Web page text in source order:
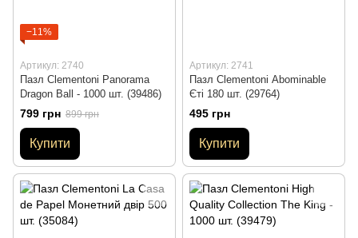
−11%
Артикул: 2740
Пазл Clementonі Panorama
Dragon Ball - 1000 шт. (39486)
799 грн 899 грн
Купити
Артикул: 2741
Пазл Clementoni Abominable
Єті 180 шт. (29764)
495 грн
Купити